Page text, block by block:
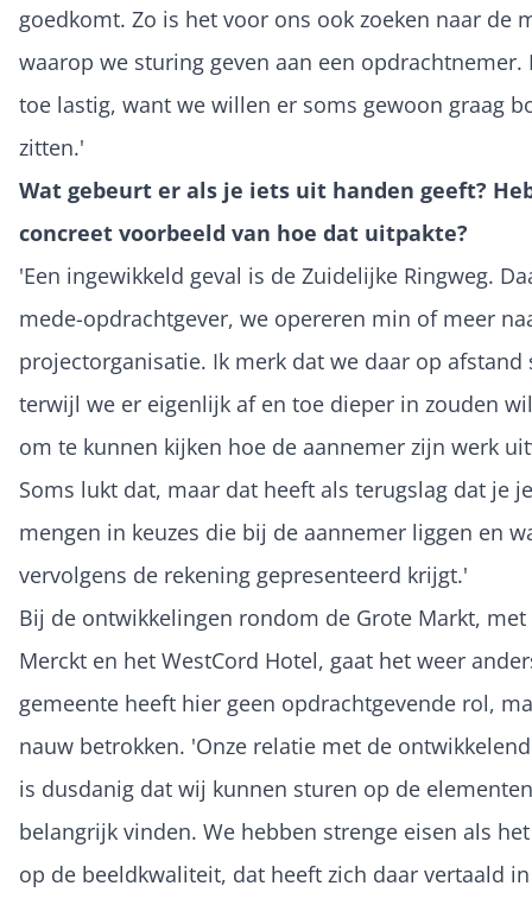
goedkomt. Zo is het voor ons ook zoeken naar de
waarop we sturing geven aan een opdrachtnemer.
toe lastig, want we willen er soms gewoon graag
zitten.'
Wat gebeurt er als je iets uit handen geeft?
concreet voorbeeld van hoe dat uitpakte?
'Een ingewikkeld geval is de Zuidelijke Ringweg.
mede-opdrachtgever, we opereren min of meer
projectorganisatie. Ik merk dat we daar op afstand
terwijl we er eigenlijk af en toe dieper in zouden
om te kunnen kijken hoe de aannemer zijn werk
Soms lukt dat, maar dat heeft als terugslag dat je
mengen in keuzes die bij de aannemer liggen en
vervolgens de rekening gepresenteerd krijgt.'
Bij de ontwikkelingen rondom de Grote Markt, met
Merckt en het WestCord Hotel, gaat het weer
gemeente heeft hier geen opdrachtgevende rol,
nauw betrokken. 'Onze relatie met de
is dusdanig dat wij kunnen sturen op de
belangrijk vinden. We hebben strenge eisen als
op de beeldkwaliteit, dat heeft zich daar vertaald